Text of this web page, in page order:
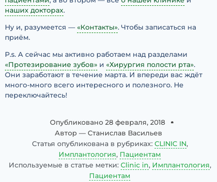
наших докторах.
Ну и, разумеется — «Контакты». Чтобы записаться на
приём.
P.s. А сейчас мы активно работаем над разделами
«Протезирование зубов» и «Хирургия полости рта».
Они заработают в течение марта. И впереди вас ждёт
много-много всего интересного и полезного. Не
переключайтесь!
Опубликовано 28 февраля, 2018
Автор — Станислав Васильев
Статья опубликована в рубриках: CLINIC IN,
Имплантология, Пациентам
Используемые в статье метки: Clinic in, Имплантология,
Пациентам